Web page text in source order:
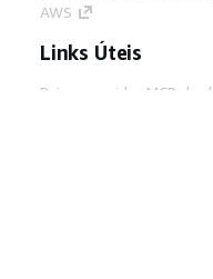
AWS
Links Úteis
Baixar servidor MCP de